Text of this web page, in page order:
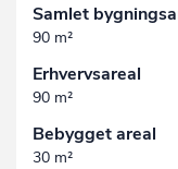
Samlet
90 m²
Erhvervsareal
90 m²
Bebygget areal
30 m²